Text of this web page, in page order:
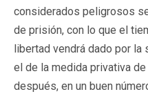
considerados peligrosos
de prisión, con lo que el
libertad vendrá dado por la
el de la medida privativa
después, en un buen